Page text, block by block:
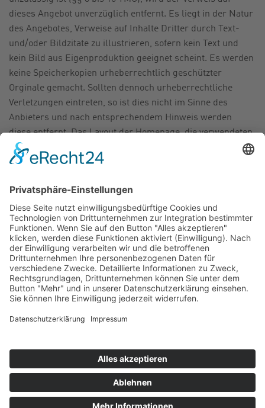
dieses Angebot unverzüglich entfernt. Es liegt in der Natur
des Angebotes, Verweise auf Inhalte Dritter durch Text-
und/oder Bildzitate zu illustrieren, sofern kein Text und
kein Bild aus Eigenproduktion geeignet scheint. Es werden
keine Speicherkopien urheberrechtlich geschützter
Orginale gemacht. Sollten dennoch urheberrechtliche
Verletzungen eintreten, so ist dies nicht im Sinne des
Anbieters und nach entsprechendem Hinweis werden
diese entfernt. Das Layout der Homepage, die verwendeten
Grafiken sowie die sonstigen Inhalte sind urheberrechtlich
geschützt.
Rechtswirksamkeit dieses Haftungsausschlusses
Dieser Haftungsausschluss ist als Teil des
Internetangebotes zu betrachten, von dem aus auf diese
Seite verwiesen wurde. Sofern Teile oder einzelne
Formulierungen dieses Textes der geltenden Rechtslage
nicht, nicht mehr oder nicht vollständig entsprechen
sollten, bleiben die übrigen Teile des Dokumentes in ihrem
Inhalt und ihrer Gültigkeit davon unberührt.
Mit freundlicher Unterstützung von
Icons made by Freepikfromwww.flaticon.comis
CC 3.0 BY